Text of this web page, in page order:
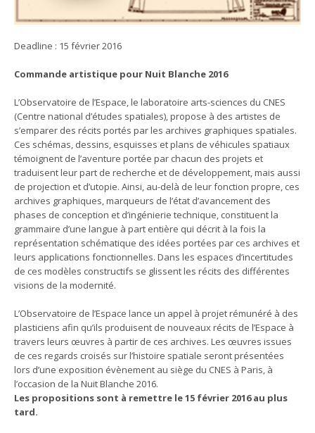
Deadline : 15 février 2016
Commande artistique pour Nuit Blanche 2016
L’Observatoire de l’Espace, le laboratoire arts-sciences du CNES
(Centre national d’études spatiales), propose à des artistes de
s’emparer des récits portés par les archives graphiques spatiales.
Ces schémas, dessins, esquisses et plans de véhicules spatiaux
témoignent de l’aventure portée par chacun des projets et
traduisent leur part de recherche et de développement, mais aussi
de projection et d’utopie. Ainsi, au-delà de leur fonction propre, ces
archives graphiques, marqueurs de l’état d’avancement des
phases de conception et d’ingénierie technique, constituent la
grammaire d’une langue à part entière qui décrit à la fois la
représentation schématique des idées portées par ces archives et
leurs applications fonctionnelles. Dans les espaces d’incertitudes
de ces modèles constructifs se glissent les récits des différentes
visions de la modernité.
L’Observatoire de l’Espace lance un appel à projet rémunéré à des
plasticiens afin qu’ils produisent de nouveaux récits de l’Espace à
travers leurs œuvres à partir de ces archives. Les œuvres issues
de ces regards croisés sur l’histoire spatiale seront présentées
lors d’une exposition évènement au siège du CNES à Paris, à
l’occasion de la Nuit Blanche 2016.
Les propositions sont à remettre le 15 février 2016 au plus
tard.